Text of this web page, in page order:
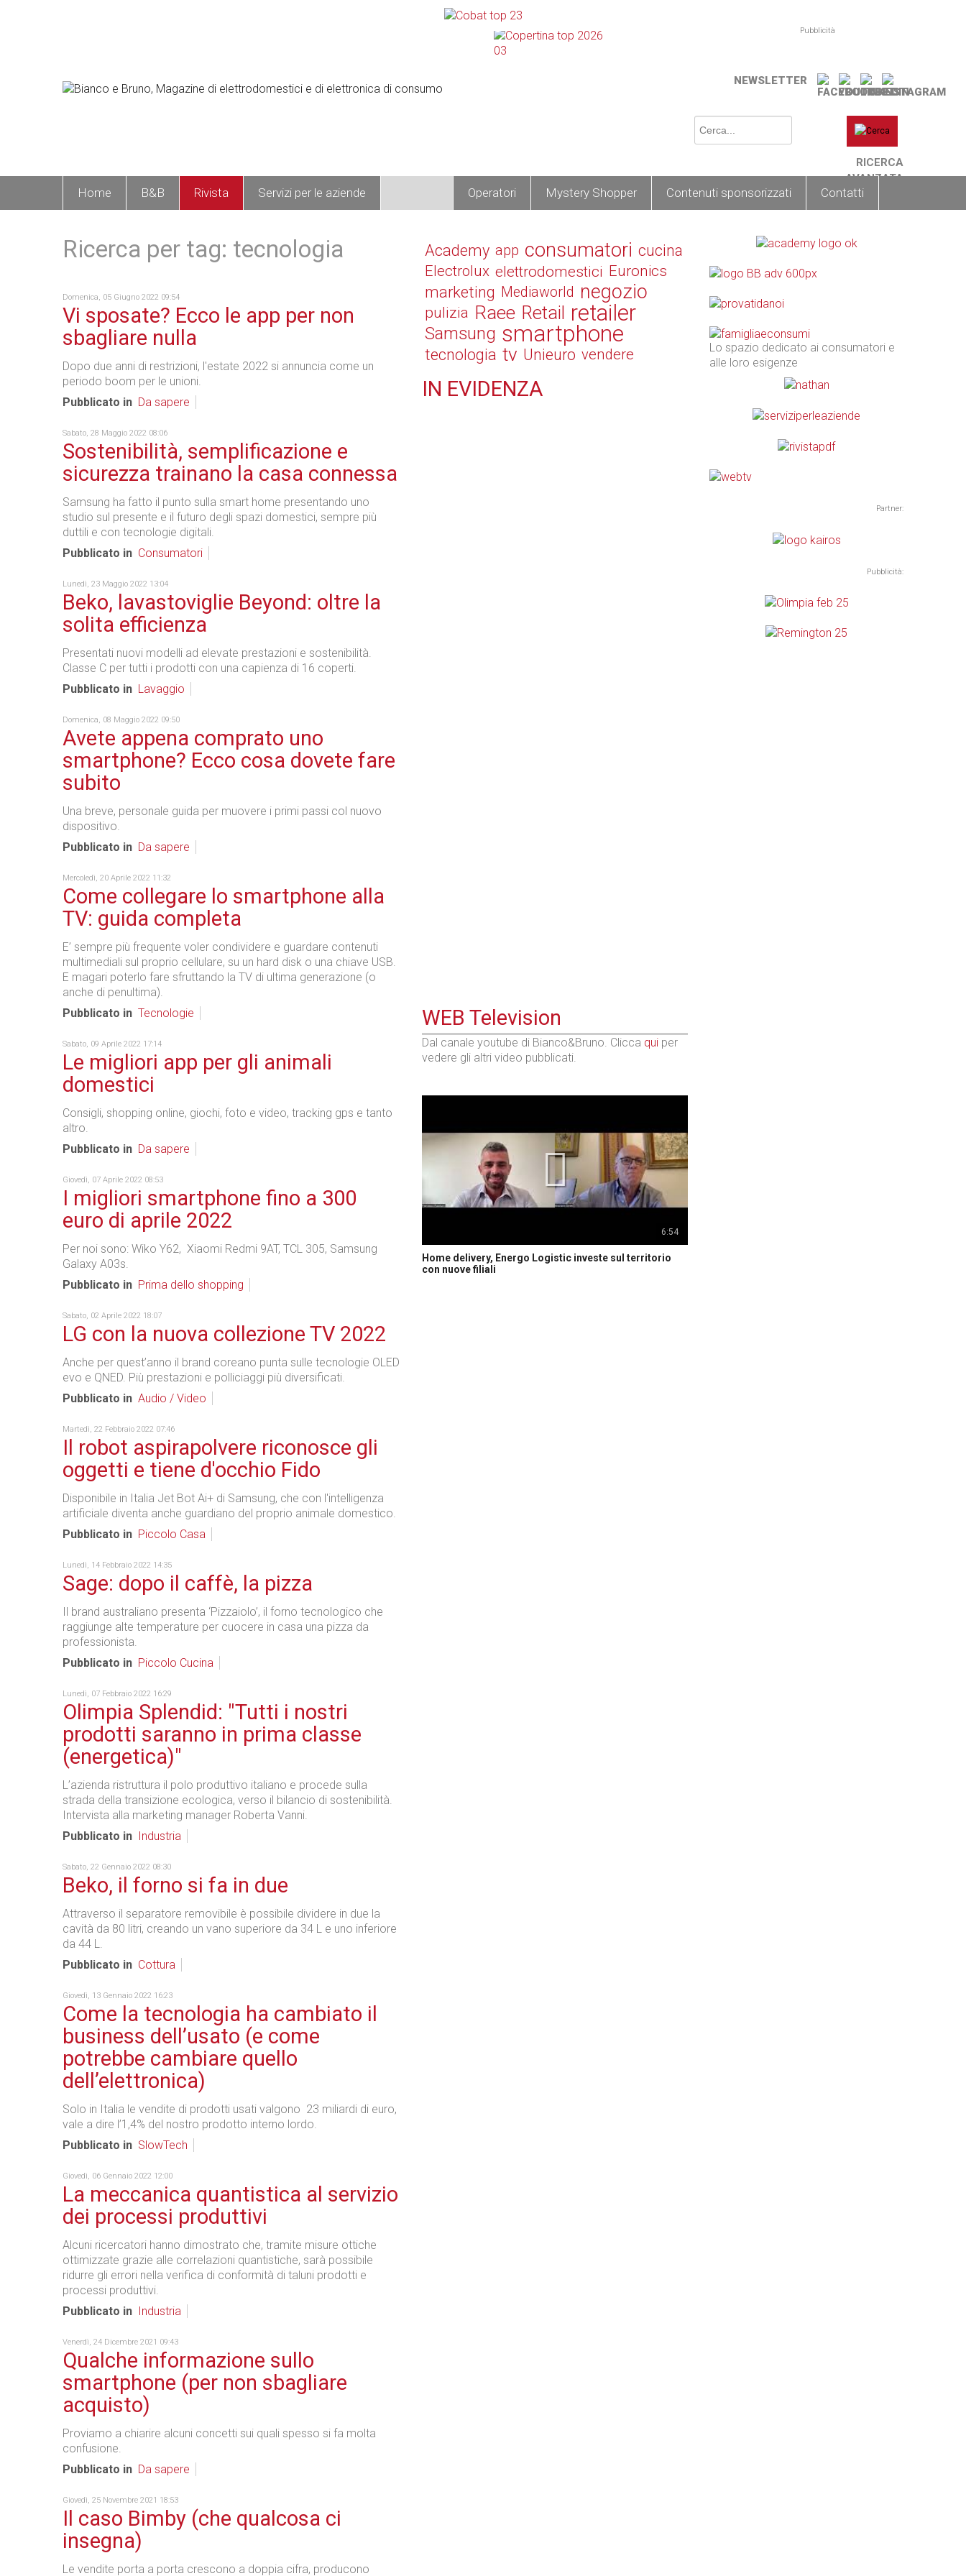
Pubblicità
NEWSLETTER
RICERCA
AVANZATA
Home B&B Rivista Servizi per le aziende Operatori Mystery Shopper Contenuti sponsorizzati Contatti
Ricerca per tag: tecnologia
Domenica, 05 Giugno 2022 09:54
Vi sposate? Ecco le app per non
sbagliare nulla
Dopo due anni di restrizioni, l'estate 2022 si annuncia come un
periodo boom per le unioni.
Pubblicato in Da sapere
Sabato, 28 Maggio 2022 08:06
Sostenibilità, semplificazione e
sicurezza trainano la casa connessa
Samsung ha fatto il punto sulla smart home presentando uno
studio sul presente e il futuro degli spazi domestici, sempre più
duttili e con tecnologie digitali.
Pubblicato in Consumatori
Lunedì, 23 Maggio 2022 13:04
Beko, lavastoviglie Beyond: oltre la
solita efficienza
Presentati nuovi modelli ad elevate prestazioni e sostenibilità.
Classe C per tutti i prodotti con una capienza di 16 coperti.
Pubblicato in Lavaggio
Domenica, 08 Maggio 2022 09:50
Avete appena comprato uno
smartphone? Ecco cosa dovete fare
subito
Una breve, personale guida per muovere i primi passi col nuovo
dispositivo.
Pubblicato in Da sapere
Mercoledì, 20 Aprile 2022 11:32
Come collegare lo smartphone alla
TV: guida completa
E’ sempre più frequente voler condividere e guardare contenuti
multimediali sul proprio cellulare, su un hard disk o una chiave USB.
E magari poterlo fare sfruttando la TV di ultima generazione (o
anche di penultima).
Pubblicato in Tecnologie
Sabato, 09 Aprile 2022 17:14
Le migliori app per gli animali
domestici
Consigli, shopping online, giochi, foto e video, tracking gps e tanto
altro.
Pubblicato in Da sapere
Giovedì, 07 Aprile 2022 08:53
I migliori smartphone fino a 300
euro di aprile 2022
Per noi sono: Wiko Y62, Xiaomi Redmi 9AT, TCL 305, Samsung
Galaxy A03s.
Pubblicato in Prima dello shopping
Sabato, 02 Aprile 2022 18:07
LG con la nuova collezione TV 2022
Anche per quest’anno il brand coreano punta sulle tecnologie OLED
evo e QNED. Più prestazioni e polliciaggi più diversificati.
Pubblicato in Audio / Video
Martedì, 22 Febbraio 2022 07:46
Il robot aspirapolvere riconosce gli
oggetti e tiene d'occhio Fido
Disponibile in Italia Jet Bot Ai+ di Samsung, che con l'intelligenza
artificiale diventa anche guardiano del proprio animale domestico.
Pubblicato in Piccolo Casa
Lunedì, 14 Febbraio 2022 14:35
Sage: dopo il caffè, la pizza
Il brand australiano presenta ‘Pizzaiolo’, il forno tecnologico che
raggiunge alte temperature per cuocere in casa una pizza da
professionista.
Pubblicato in Piccolo Cucina
Lunedì, 07 Febbraio 2022 16:29
Olimpia Splendid: "Tutti i nostri
prodotti saranno in prima classe
(energetica)"
L’azienda ristruttura il polo produttivo italiano e procede sulla
strada della transizione ecologica, verso il bilancio di sostenibilità.
Intervista alla marketing manager Roberta Vanni.
Pubblicato in
Industria
Sabato, 22 Gennaio 2022 08:30
Beko, il forno si fa in due
Attraverso il separatore removibile è possibile dividere in due la
cavità da 80 litri, creando un vano superiore da 34 L e uno inferiore
da 44 L.
Pubblicato in Cottura
Giovedì, 13 Gennaio 2022 16:23
Come la tecnologia ha cambiato il
business dell’usato (e come
potrebbe cambiare quello
dell’elettronica)
Solo in Italia le vendite di prodotti usati valgono 23 miliardi di euro,
vale a dire l’1,4% del nostro prodotto interno lordo.
Pubblicato in SlowTech
Giovedì, 06 Gennaio 2022 12:00
La meccanica quantistica al servizio
dei processi produttivi
Alcuni ricercatori hanno dimostrato che, tramite misure ottiche
ottimizzate grazie alle correlazioni quantistiche, sarà possibile
ridurre gli errori nella verifica di conformità di taluni prodotti e
processi produttivi.
Pubblicato in
Industria
Venerdì, 24 Dicembre 2021 09:43
Qualche informazione sullo
smartphone (per non sbagliare
acquisto)
Proviamo a chiarire alcuni concetti sui quali spesso si fa molta
confusione.
Pubblicato in Da sapere
Giovedì, 25 Novembre 2021 18:53
Il caso Bimby (che qualcosa ci
insegna)
Le vendite porta a porta crescono a doppia cifra, producono
Academy app consumatori cucina
Electrolux elettrodomestici Euronics
marketing Mediaworld negozio
pulizia Raee Retail retailer
Samsung smartphone
tecnologia tv Unieuro vendere
IN EVIDENZA
WEB Television
Dal canale youtube di Bianco&Bruno. Clicca qui per
vedere gli altri video pubblicati.
6:54
Home delivery, Energo Logistic investe sul territorio
con nuove filiali
Lo spazio dedicato ai consumatori e
alle loro esigenze
Partner:
Pubblicità: